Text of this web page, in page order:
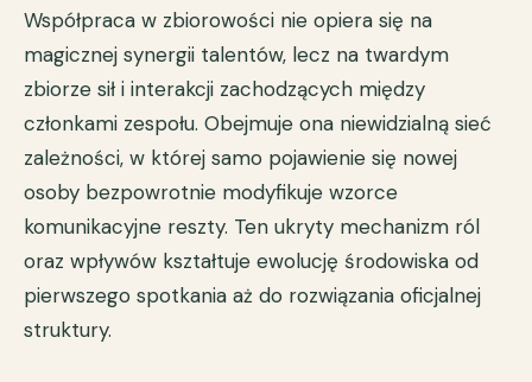
Współpraca w zbiorowości nie opiera się na
magicznej synergii talentów, lecz na twardym
zbiorze sił i interakcji zachodzących między
członkami zespołu. Obejmuje ona niewidzialną sieć
zależności, w której samo pojawienie się nowej
osoby bezpowrotnie modyfikuje wzorce
komunikacyjne reszty. Ten ukryty mechanizm ról
oraz wpływów kształtuje ewolucję środowiska od
pierwszego spotkania aż do rozwiązania oficjalnej
struktury.